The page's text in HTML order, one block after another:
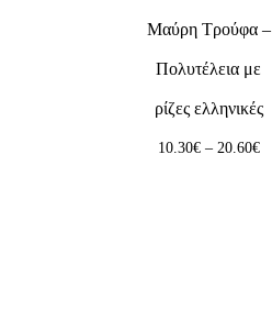
Μαύρη Τρούφα –
Πολυτέλεια με
ρίζες ελληνικές
10.30€– 20.60€